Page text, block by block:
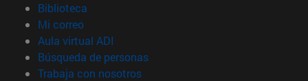
Biblioteca
Mi correo(abre en nueva ventana)
Aula virtual ADI
Búsqueda de personas(abre en nueva ventana)
Trabaja con nosotros(abre en nueva ventana)